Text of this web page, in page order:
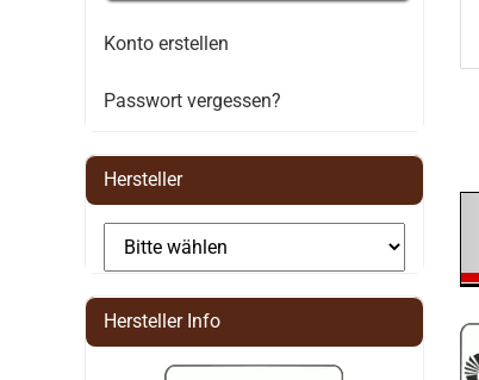
Konto erstellen
Passwort vergessen?
Hersteller
Hersteller Info